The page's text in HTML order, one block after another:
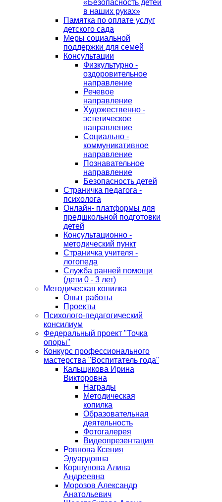
«Безопасность детей
в наших руках»
Памятка по оплате услуг
детского сада
Меры социальной
поддержки для семей
Консультации
Физкультурно -
оздоровительное
направление
Речевое
направление
Художественно -
эстетическое
направление
Социально -
коммуникативное
направление
Познавательное
направление
Безопасность детей
Страничка педагога -
психолога
Онлайн- платформы для
предшкольной подготовки
детей
Консультационно -
методический пункт
Страничка учителя -
логопеда
Служба ранней помощи
(дети 0 - 3 лет)
Методическая копилка
Опыт работы
Проекты
Психолого-педагогический
консилиум
Федеральный проект "Точка
опоры"
Конкурс профессионального
мастерства "Воспитатель года"
Кальщикова Ирина
Викторовна
Награды
Методическая
копилка
Образовательная
деятельность
Фотогалерея
Видеопрезентация
Ровнова Ксения
Эдуардовна
Коршунова Алина
Андреевна
Морозов Александр
Анатольевич